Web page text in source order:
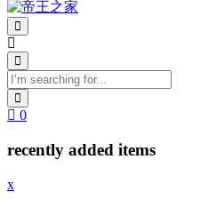
0
recently added items
x